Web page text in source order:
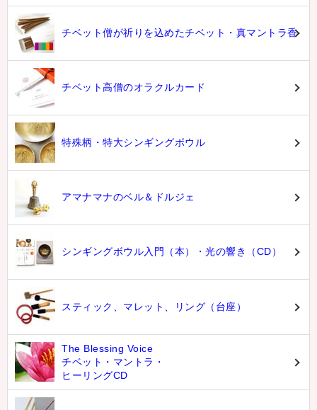
チベット僧が祈りを込めたチベット・真マントラ香
チベット高僧のオラクルカード
特殊柄・特大シンギングボウル
アマナマナのベル＆ドルジェ
シンギングボウル入門（本）・光の響き（CD）
スティック、マレット、リング（台座）
The Blessing Voice
チベット・マントラ・
ヒーリングCD